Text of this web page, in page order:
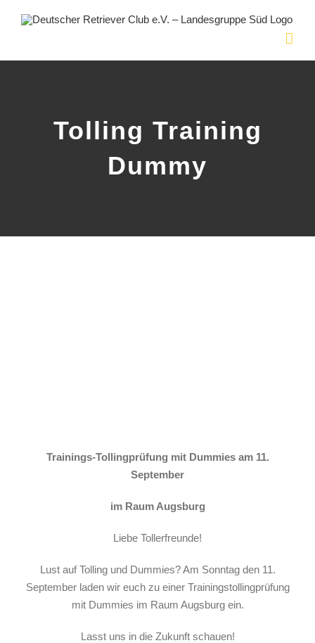
Tolling Training
Dummy
Trainings-Tollingprüfung mit Dummies am 11.
September
im Raum Augsburg
Liebe Tollerfreunde!
Lust auf Tolling und Dummies? Am Sonntag den 11.
September laden wir euch zu einer Trainingstollingprüfung
mit Dummies im Raum Augsburg ein.
Lasst uns in die Zukunft schauen!